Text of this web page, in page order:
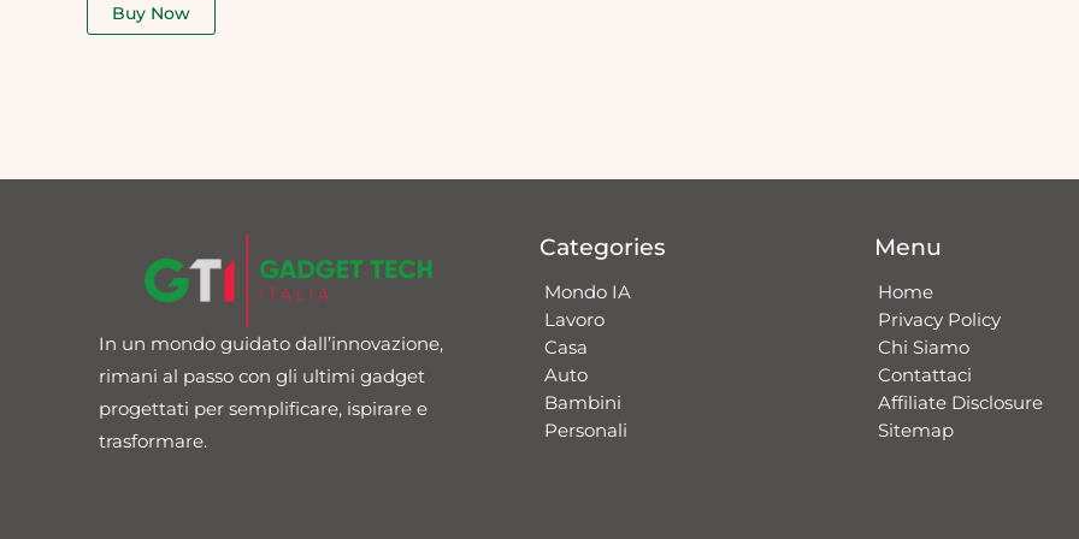
Buy Now
In un mondo guidato dall’innovazione,
rimani al passo con gli ultimi gadget
progettati per semplificare, ispirare e
trasformare.
Categories
Mondo IA
Lavoro
Casa
Auto
Bambini
Personali
Menu
Home
Privacy Policy
Chi Siamo
Contattaci​
Affiliate Disclosure
Sitemap